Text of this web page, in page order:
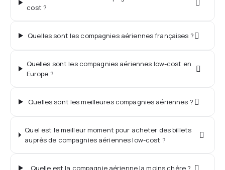
cost ?
Quelles sont les compagnies aériennes françaises ?
Quelles sont les compagnies aériennes low-cost en
Europe ?
Quelles sont les meilleures compagnies aériennes ?
Quel est le meilleur moment pour acheter des billets
auprès de compagnies aériennes low-cost ?
Quelle est la compagnie aérienne la moins chère ?